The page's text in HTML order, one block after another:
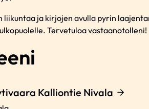
liikuntaa ja kirjojen avulla pyrin
Tervetuloa vastaanotolleni!
Kalliontie Nivala